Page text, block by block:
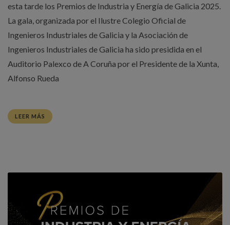
esta tarde los Premios de Industria y Energía de Galicia 2025.
La gala, organizada por el Ilustre Colegio Oficial de
Ingenieros Industriales de Galicia y la Asociación de
Ingenieros Industriales de Galicia ha sido presidida en el
Auditorio Palexco de A Coruña por el Presidente de la Xunta,
Alfonso Rueda
LEER MÁS